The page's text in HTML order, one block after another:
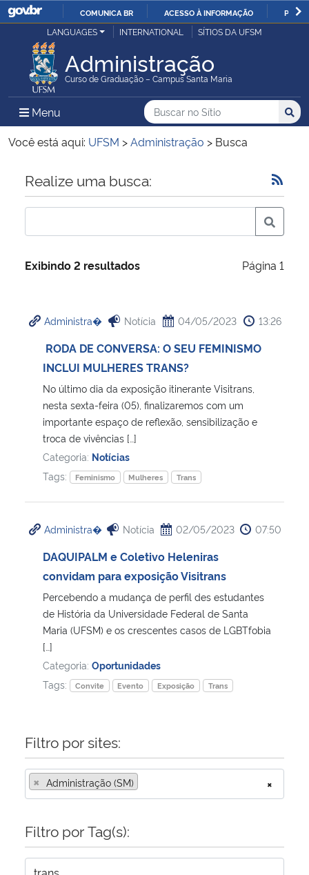
IR
O
COMUNICA BR ACESSO À INFORMAÇÃO
Ministério da Justiça e Segurança Pública
Ministério da Defesa
Ministério das Relações Exteriores
Ministério da Economia
Ministério da Infraestrutura
Ministério da Cidadania
Ministério de Minas e Energia
Ministério da Ciência, Tecnologia, Inovações e Comunicações
Ministério do Meio Ambiente
Ministério do Turismo
Controladoria-Geral da União
Ministério da Mulher, da Família e dos Direitos Humanos
Secretaria-Geral
Secretaria de Governo
Advocacia-Geral da União
Banco Central do Brasil
Planalto
LANGUAGES INTERNATIONAL SÍTIOS DA UFSM
Administração
Curso de Graduação – Campus Santa Maria
Menu Menu Principal do Sítio
Busca
Buscar no no Sítio
Busca:
Você está aqui: UFSM >Administração > Busca
Início do conteúdo
Realize uma busca:
Exibindo 2 resultados Página 1
Administra� Notícia 04/05/2023 13:26
RODA DE CONVERSA: O SEU FEMINISMO
INCLUI MULHERES TRANS?
No último dia da exposição itinerante Visitrans,
nesta sexta-feira (05), finalizaremos com um
importante espaço de reflexão, sensibilização e
troca de vivências […]
Categoria: Notícias
Tags:
Feminismo Mulheres Trans
Administra� Notícia 02/05/2023 07:50
DAQUIPALM e Coletivo Heleniras
convidam para exposição Visitrans
Percebendo a mudança de perfil des estudantes
de História da Universidade Federal de Santa
Maria (UFSM) e os crescentes casos de LGBTfobia
[…]
Categoria: Oportunidades
Tags:
Convite Evento Exposição Trans
Filtro por sites:
×
× Administração (SM)
Filtro por Tag(s):